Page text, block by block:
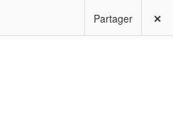
✕
Partager